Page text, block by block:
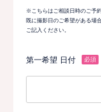
※こちらはご相談日時のご予約
既に撮影日のご希望がある場
ご記入ください。
第一希望 日付 必須